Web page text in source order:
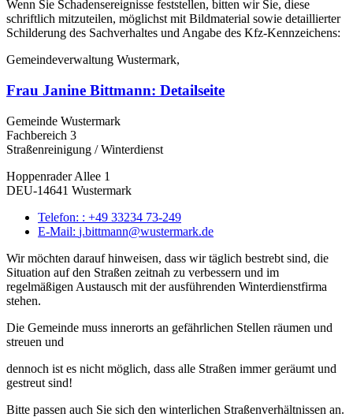
Wenn Sie Schadensereignisse feststellen, bitten wir Sie, diese
schriftlich mitzuteilen, möglichst mit Bildmaterial sowie detaillierter
Schilderung des Sachverhaltes und Angabe des Kfz-Kennzeichens:
Gemeindeverwaltung Wustermark,
Frau Janine Bittmann: Detailseite
Gemeinde Wustermark
Fachbereich 3
Straßenreinigung / Winterdienst
Hoppenrader Allee 1
DEU-14641 Wustermark
Telefon: : +49 33234 73-249
E-Mail: j.bittmann@wustermark.de
Wir möchten darauf hinweisen, dass wir täglich bestrebt sind, die
Situation auf den Straßen zeitnah zu verbessern und im
regelmäßigen Austausch mit der ausführenden Winterdienstfirma
stehen.
Die Gemeinde muss innerorts an gefährlichen Stellen räumen und
streuen und
dennoch ist es nicht möglich, dass alle Straßen immer geräumt und
gestreut sind!
Bitte passen auch Sie sich den winterlichen Straßenverhältnissen an.